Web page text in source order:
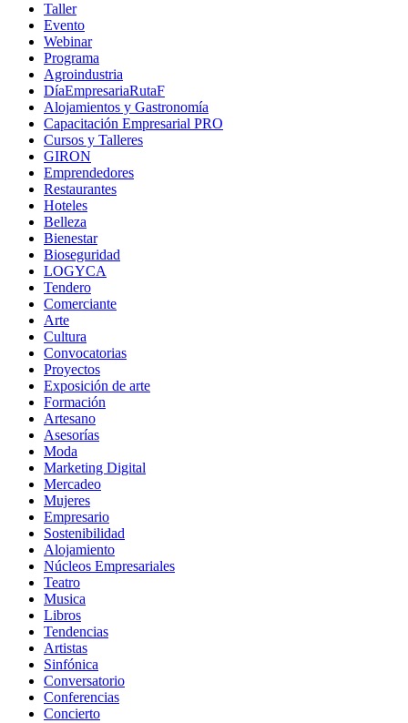
Taller
Evento
Webinar
Programa
Agroindustria
DíaEmpresariaRutaF
Alojamientos y Gastronomía
Capacitación Empresarial PRO
Cursos y Talleres
GIRON
Emprendedores
Restaurantes
Hoteles
Belleza
Bienestar
Bioseguridad
LOGYCA
Tendero
Comerciante
Arte
Cultura
Convocatorias
Proyectos
Exposición de arte
Formación
Artesano
Asesorías
Moda
Marketing Digital
Mercadeo
Mujeres
Empresario
Sostenibilidad
Alojamiento
Núcleos Empresariales
Teatro
Musica
Libros
Tendencias
Artistas
Sinfónica
Conversatorio
Conferencias
Concierto